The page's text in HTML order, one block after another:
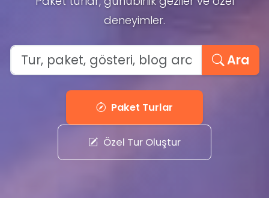
deneyimler.
Ara
Paket Turlar
Özel Tur Oluştur